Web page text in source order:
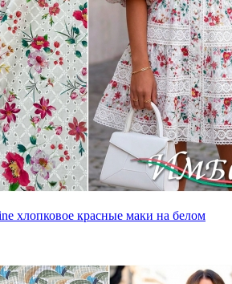
хлопковое красные маки на белом